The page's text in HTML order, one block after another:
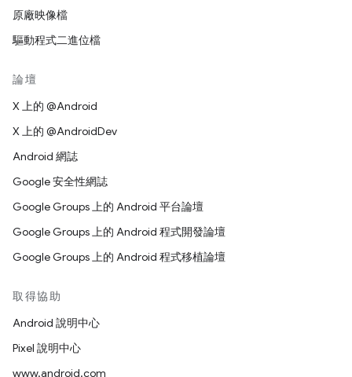
原廠映像檔
驅動程式二進位檔
論壇
X 上的 @Android
X 上的 @AndroidDev
Android 網誌
Google 安全性網誌
Google Groups 上的 Android 平台論壇
Google Groups 上的 Android 程式開發論壇
Google Groups 上的 Android 程式移植論壇
取得協助
Android 說明中心
Pixel 說明中心
www.android.com